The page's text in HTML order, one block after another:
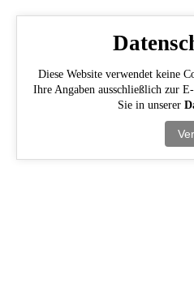
Diese Website verwendet keine
Ihre Angaben ausschließlich zur
Sie in unserer